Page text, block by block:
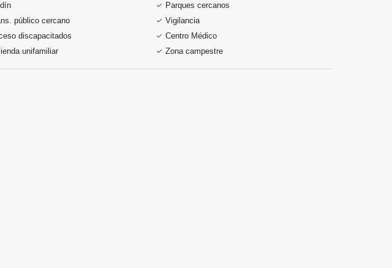
Parques cercanos
público cercano
Vigilancia
discapacitados
Centro Médico
unifamiliar Zona campestre